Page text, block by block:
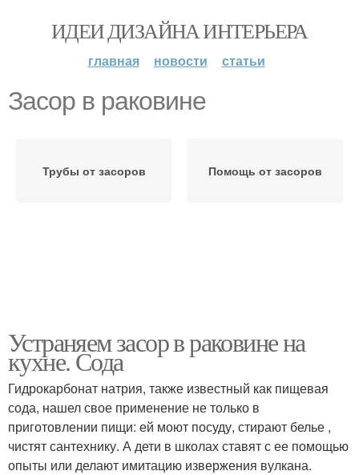
ИДЕИ ДИЗАЙНА ИНТЕРЬЕРА
главная новости статьи
Засор в раковине
Трубы от засоров Помощь от засоров
Устраняем засор в раковине на
кухне. Сода
Гидрокарбонат натрия, также известный как пищевая
сода, нашел свое применение не только в
приготовлении пищи: ей моют посуду, стирают белье ,
чистят сантехнику. А дети в школах ставят с ее помощью
опыты или делают имитацию извержения вулкана.